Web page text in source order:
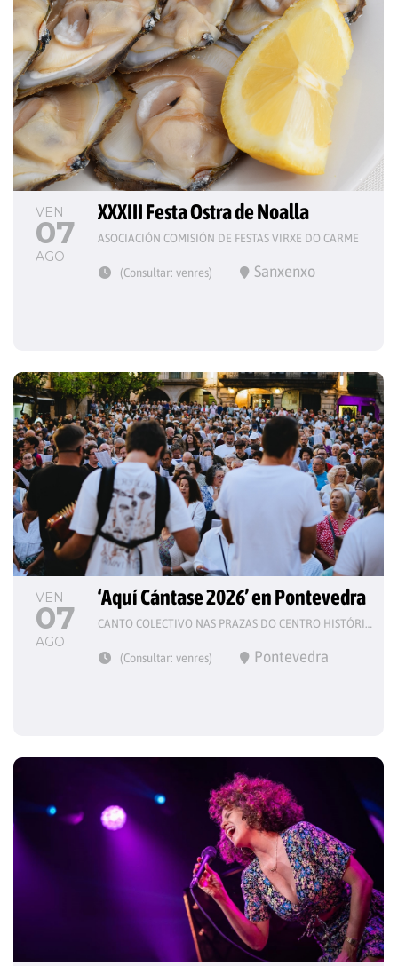
VEN
07
AGO
XXXIII Festa Ostra de Noalla
ASOCIACIÓN COMISIÓN DE FESTAS VIRXE DO CARME
(Consultar: venres) Sanxenxo
VEN
07
AGO
‘Aquí Cántase 2026’ en Pontevedra
CANTO COLECTIVO NAS PRAZAS DO CENTRO HISTÓRICO
(Consultar: venres) Pontevedra